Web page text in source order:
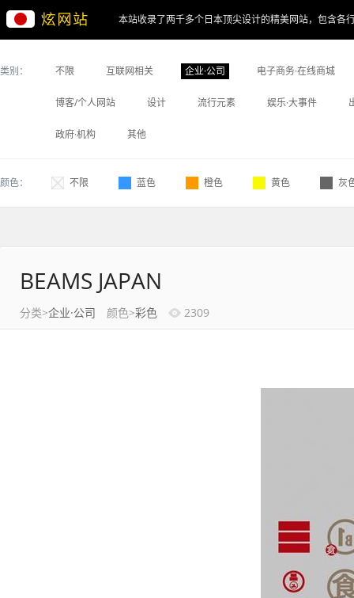
本站收录了两千多个日本顶尖设计的精美网站，包含各
类别： 不限 互联网相关 企业·公司 电子商务·在线商城
博客/个人网站 设计 流行元素 娱乐·大事件
政府·机构 其他
颜色： 不限 蓝色 橙色 黄色 灰
BEAMS JAPAN
分类>企业·公司 颜色>彩色 2309